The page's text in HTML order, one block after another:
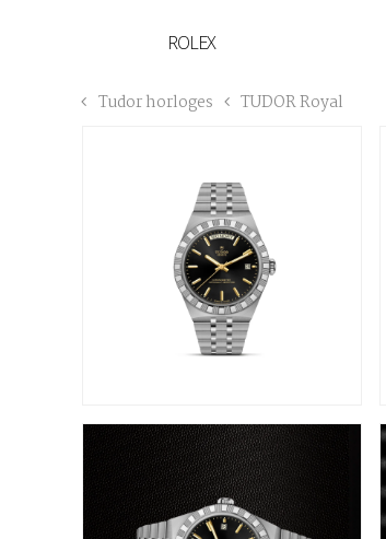
ROLEX
BUCCELLATI
Tudor horloges TUDOR Royal